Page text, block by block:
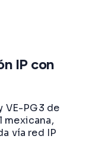
IP con
VE-PG3 de
mexicana,
vía red IP